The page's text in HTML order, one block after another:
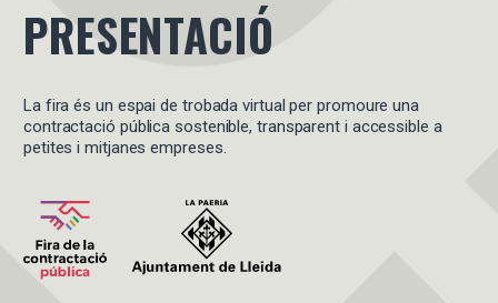
PRESENTACIÓ
La fira és un espai de trobada virtual per promoure una
contractació pública sostenible, transparent i accessible a
petites i mitjanes empreses.